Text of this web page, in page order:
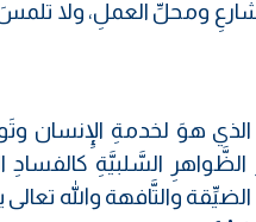
ومحلِّ العملِ، ولا تلمسَ
هوَ لخدمةِ الإِنسان
السَّلبيَّةِ كالفسادِ
والتَّافهة والله